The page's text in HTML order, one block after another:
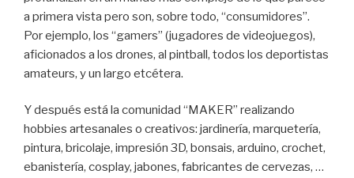
a primera vista pero son, sobre todo, “consumidores”.
Por ejemplo, los “gamers” (jugadores de videojuegos),
aficionados a los drones, al pintball, todos los deportistas
amateurs, y un largo etcétera.
Y después está la comunidad “MAKER” realizando
hobbies artesanales o creativos: jardinería, marquetería,
pintura, bricolaje, impresión 3D, bonsais, arduino, crochet,
ebanistería, cosplay, jabones, fabricantes de cervezas, …